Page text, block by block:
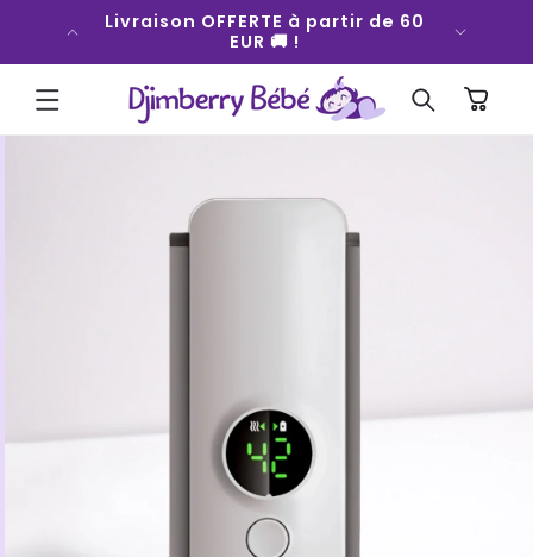
PASSER
CONTENU
Livraison OFFERTE à partir de 60
EUR 🚚 !
Panier